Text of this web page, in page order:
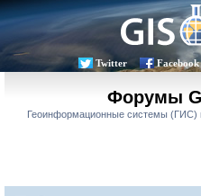
Twitter Facebook
Форумы
Геоинформационные системы (ГИС)